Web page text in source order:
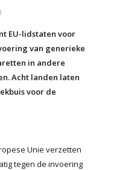
EU-lidstaten voor
van generieke
in andere
Acht landen laten
voor de
Unie verzetten
tegen de invoering